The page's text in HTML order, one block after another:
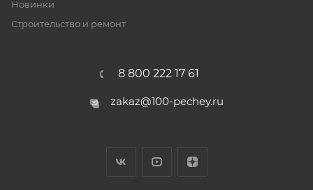
Новинки
Строительство и ремонт
8 800 222 17 61
zakaz@100-pechey.ru